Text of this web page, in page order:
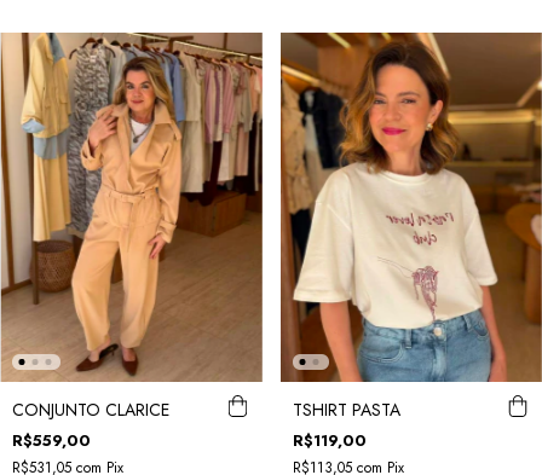
CONJUNTO CLARICE
R$559,00
R$531,05 com Pix
TSHIRT PASTA
R$119,00
R$113,05 com Pix